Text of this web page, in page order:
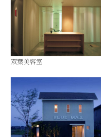
双葉美容室